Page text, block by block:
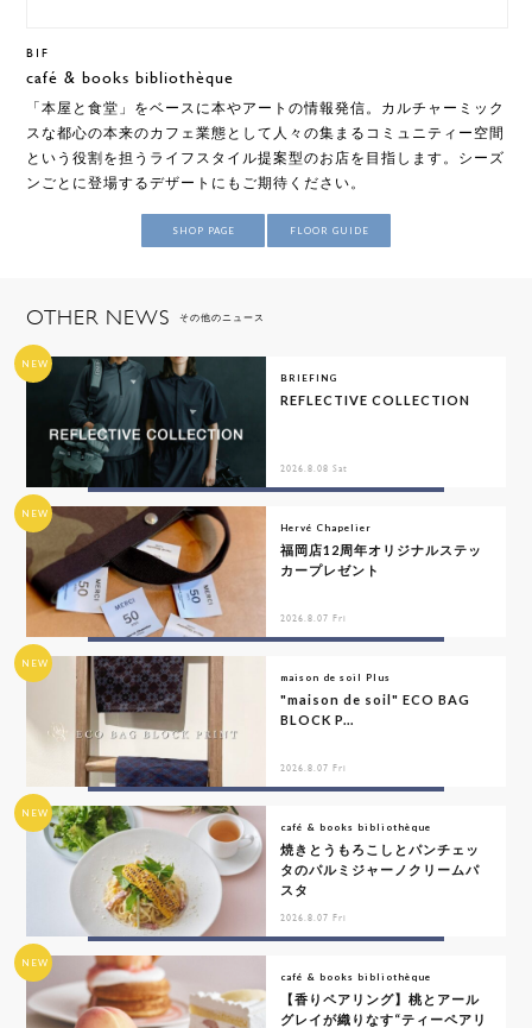
B1F
café & books bibliothèque
「本屋と食堂」をベースに本やアートの情報発信。カルチャーミック
スな都心の本来のカフェ業態として人々の集まるコミュニティー空間
という役割を担うライフスタイル提案型のお店を目指します。シーズ
ンごとに登場するデザートにもご期待ください。
SHOP PAGE FLOOR GUIDE
OTHER NEWS その他のニュース
NEW
BRIEFING
REFLECTIVE COLLECTION
2026.8.08 Sat
NEW
Hervé Chapelier
福岡店12周年オリジナルステッ
カープレゼント
2026.8.07 Fri
NEW
maison de soil Plus
"maison de soil" ECO BAG
BLOCK P...
2026.8.07 Fri
NEW
café & books bibliothèque
焼きとうもろこしとパンチェッ
タのパルミジャーノクリームパ
スタ
2026.8.07 Fri
NEW
café & books bibliothèque
【香りペアリング】桃とアール
グレイが織りなす“ティーペアリ